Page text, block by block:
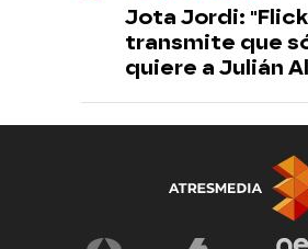
Jota Jordi: "Flick
transmite que
quiere a Julián